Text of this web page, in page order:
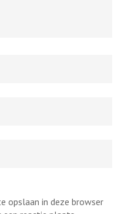
opslaan in deze browser